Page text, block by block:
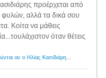
προέρχεται από
φυλών, αλλά τα δικά σου
Κοίτα να μάθεις
όταν θέτεις
Αμερικανοί ρατσιστές αναρωτιούνται αν ο Ηλίας Κασιδιάρης ανήκει στη λευκή φυλή... - Λόγιος Ερμής